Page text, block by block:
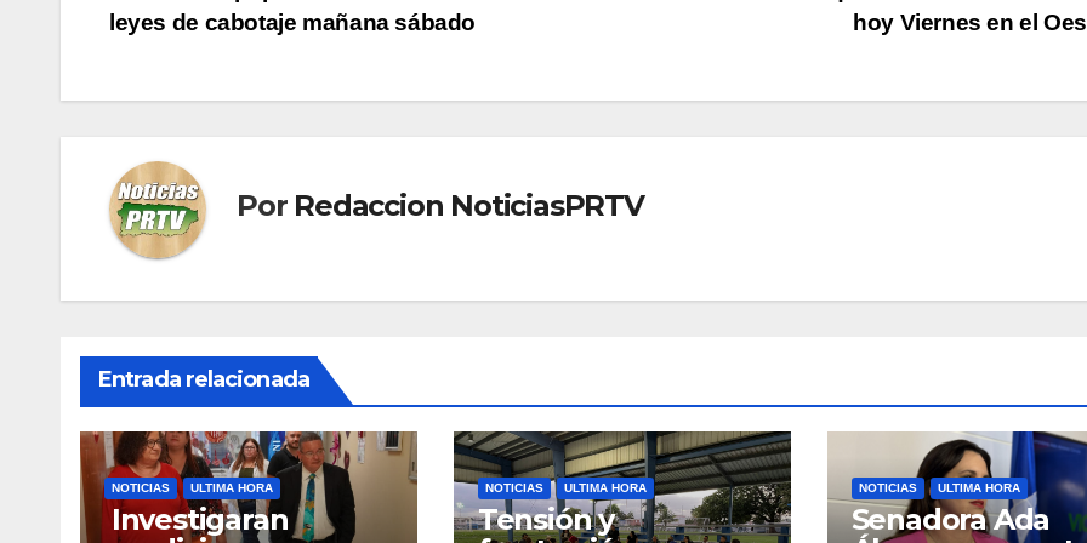
de
entradas
hoy Viernes en el
leyes de cabotaje mañana sábado
Por Redaccion NoticiasPRTV
Entrada relacionada
NOTICIAS ULTIMA HORA
Investigaran
NOTICIAS ULTIMA HORA
Tensión y
NOTICIAS ULTIMA HORA
Senadora Ada